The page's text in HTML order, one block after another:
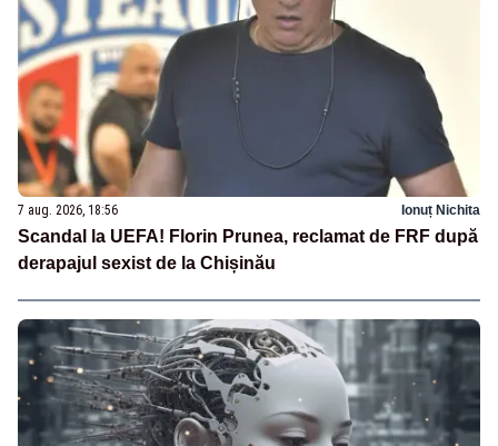
7 aug. 2026, 18:56 Ionuț Nichita
Scandal la UEFA! Florin Prunea, reclamat de FRF după
derapajul sexist de la Chișinău